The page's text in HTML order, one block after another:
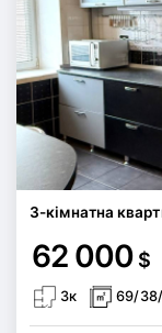
3-кімнатна
62 000 $
3к 69/